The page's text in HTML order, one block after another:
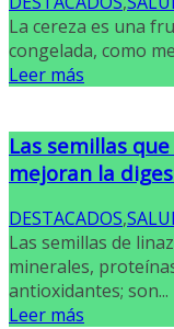
La cereza es una
congelada, como
Leer más
Las semillas
mejoran la
DESTACADOS,
Las semillas de
minerales,
antioxidantes; son...
Leer más